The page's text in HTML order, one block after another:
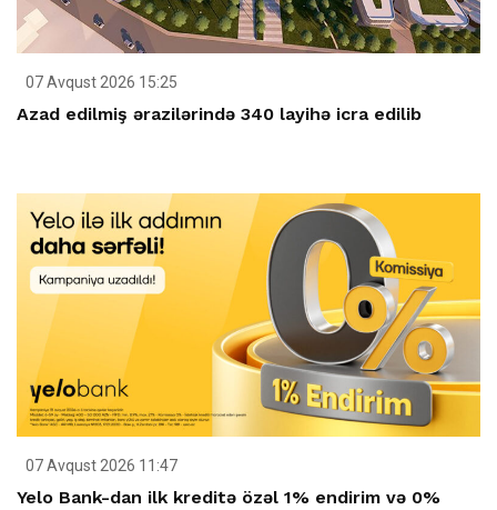
07 Avqust 2026 15:25
Azad edilmiş ərazilərində 340 layihə icra edilib
07 Avqust 2026 11:47
Yelo Bank-dan ilk kreditə özəl 1% endirim və 0%